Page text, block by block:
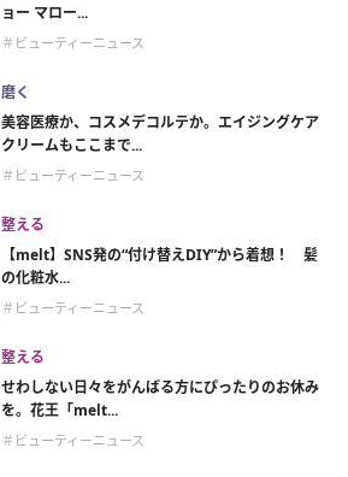
ョー マロー...
＃ビューティーニュース
磨く
美容医療か、コスメデコルテか。エイジングケア
クリームもここまで...
＃ビューティーニュース
整える
【melt】SNS発の“付け替えDIY”から着想！ 髪
の化粧水...
＃ビューティーニュース
整える
せわしない日々をがんばる方にぴったりのお休み
を。花王「melt...
＃ビューティーニュース